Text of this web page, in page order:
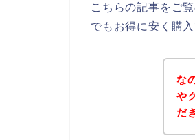
こちらの記事をご
でもお得に安く購
な
や
だ